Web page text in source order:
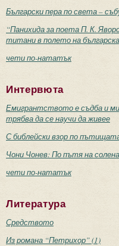
Български пера по света –
“Панихида за поета П. К.
титани в полето на
чети по-нататък
Интервюта
Емигрантството е съдба и
трябва да се научи да живее
С библейски взор по
Чони Чонев: По пътя на
чети по-нататък
Литература
Средството
Из романа “Петрихор” (1)